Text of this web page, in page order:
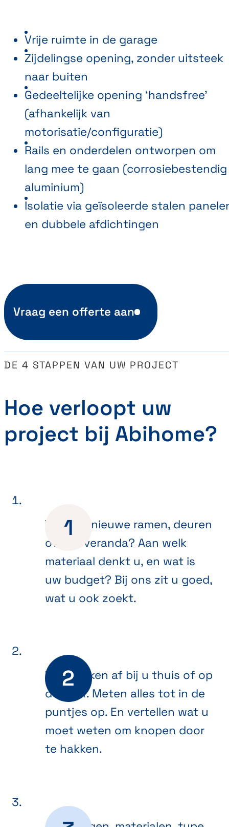
Vrije ruimte in de garage
Zijdelingse opening, zonder uitsteek
naar buiten
Gedeeltelijke opening ‘handsfree’
(afhankelijk van
motorisatie/configuratie)
Rails en onderdelen ontworpen om
lang mee te gaan (corrosiebestendig
aluminium)
Isolatie via geïsoleerde stalen
en dubbele afdichtingen
Vraag een offerte aan
DE 4 STAPPEN VAN UW PROJECT
Hoe verloopt uw
project bij Abihome?
Toe aan nieuwe ramen, deuren
of een veranda? Aan welk
materiaal denkt u, en wat is
uw budget? Bij ons zit u goed,
wat u ook zoekt.
We spreken af bij u thuis of op
de werf. Meten alles tot in de
puntjes op. En vertellen wat u
moet weten om knopen door
te hakken.